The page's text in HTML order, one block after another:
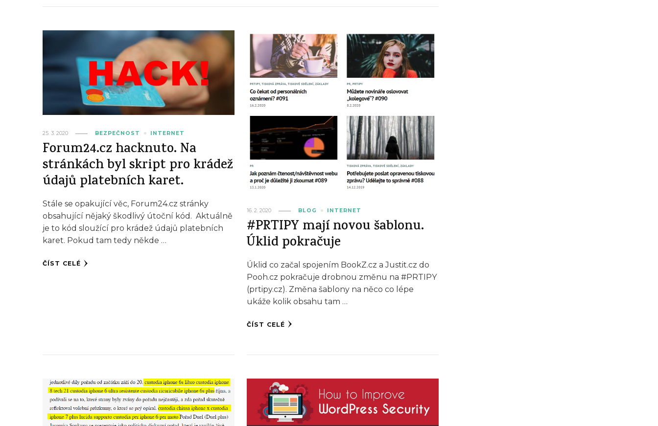
25. 3. 2020 BEZPEČNOST INTERNET
Forum24.cz hacknuto. Na
stránkách byl skript pro krádež
údajů platebních karet.
Stále se opakující věc, Forum24.cz stránky
obsahující nějaký škodlivý útoční kód. Aktuálně
je to kód sloužící pro krádež údajů platebních
karet. Pokud tam tedy někde …
ČÍST CELÉ
16. 2. 2020 BLOG INTERNET
#PRTIPY mají novou šablonu.
Úklid pokračuje
Úklid co začal spojením BookZ.cz a Justit.cz do
Pooh.cz pokračuje drobnou změnu na #PRTIPY
(prtipy.cz). Změna šablony na něco co lépe
ukáže kolik obsahu tam …
ČÍST CELÉ